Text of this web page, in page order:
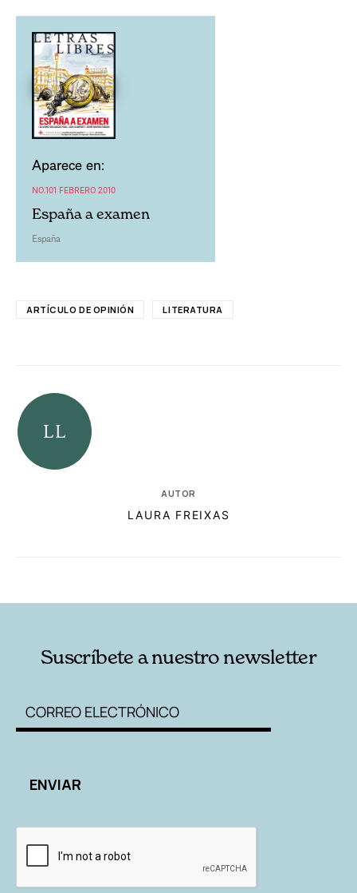
Aparece en:
NO.101 FEBRERO 2010
España a examen
España
ARTÍCULO DE OPINIÓN LITERATURA
AUTOR
LAURA FREIXAS
Suscríbete a nuestro newsletter